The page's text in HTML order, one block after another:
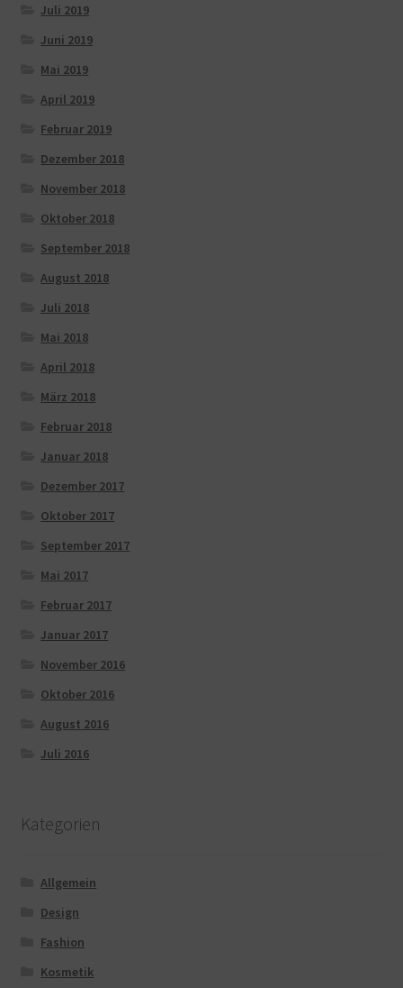
Juli 2019
Juni 2019
Mai 2019
April 2019
Februar 2019
Dezember 2018
November 2018
Oktober 2018
September 2018
August 2018
Juli 2018
Mai 2018
April 2018
März 2018
Februar 2018
Januar 2018
Dezember 2017
Oktober 2017
September 2017
Mai 2017
Februar 2017
Januar 2017
November 2016
Oktober 2016
August 2016
Juli 2016
Kategorien
Allgemein
Design
Fashion
Kosmetik